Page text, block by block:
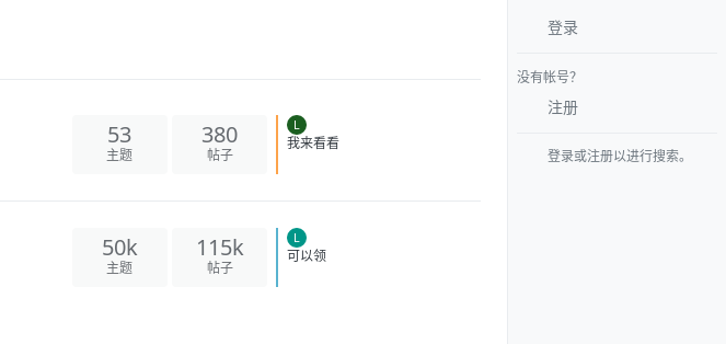
53 380 L
50k 115k L
登录
没有帐号？
注册
登录或注册以进行搜索。